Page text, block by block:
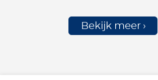
Bekijk meer